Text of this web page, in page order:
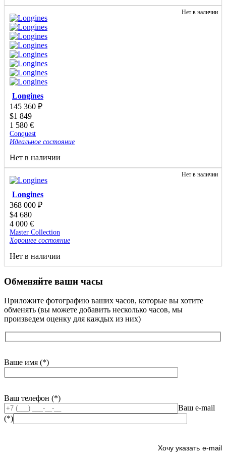
Нет в наличии
Longines
145 360 ₽
$1 849
1 580 €
Conquest
Идеальное состояние
Нет в наличии
Нет в наличии
Longines
368 000 ₽
$4 680
4 000 €
Master Collection
Хорошее состояние
Нет в наличии
Обменяйте ваши часы
Приложите фотографию ваших часов, которые вы хотите
обменять (вы можете добавить несколько часов, мы
произведем оценку для каждых из них)
Ваше имя (*)
Ваш телефон (*)
Ваш e-mail
(*)
e-mail